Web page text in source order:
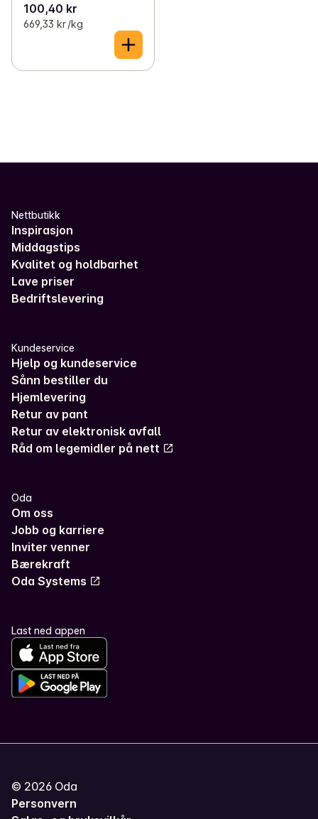
100,40 kr
669,33 kr /kg
Nettbutikk
Inspirasjon
Middagstips
Kvalitet og holdbarhet
Lave priser
Bedriftslevering
Kundeservice
Hjelp og kundeservice
Sånn bestiller du
Hjemlevering
Retur av pant
Retur av elektronisk avfall
Råd om legemidler på nett
Oda
Om oss
Jobb og karriere
Inviter venner
Bærekraft
Oda Systems
Last ned appen
© 2026 Oda
Personvern